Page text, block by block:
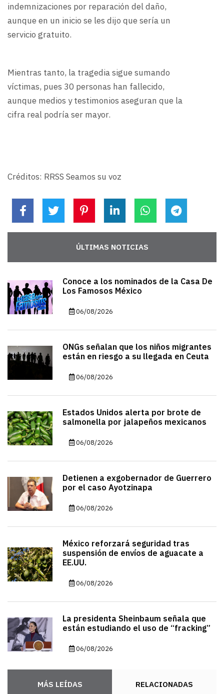
indemnizaciones por reparación del daño,
aunque en un inicio se les dijo que sería un
servicio gratuito.
Mientras tanto, la tragedia sigue sumando
víctimas, pues 30 personas han fallecido,
aunque medios y testimonios aseguran que la
cifra real podría ser mayor.
Créditos: RRSS Seamos su voz
ÚLTIMAS NOTICIAS
Conoce a los nominados de la Casa De
Los Famosos México
06/08/2026
ONGs señalan que los niños migrantes
están en riesgo a su llegada en Ceuta
06/08/2026
Estados Unidos alerta por brote de
salmonella por jalapeños mexicanos
06/08/2026
Detienen a exgobernador de Guerrero
por el caso Ayotzinapa
06/08/2026
México reforzará seguridad tras
suspensión de envíos de aguacate a
EE.UU.
06/08/2026
La presidenta Sheinbaum señala que
están estudiando el uso de “fracking”
06/08/2026
MÁS LEÍDAS RELACIONADAS